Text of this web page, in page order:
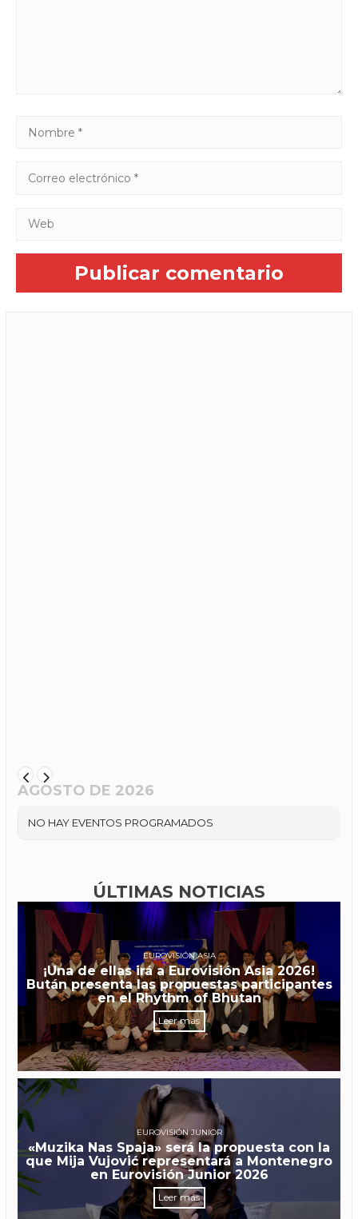
AGOSTO DE 2026
NO HAY EVENTOS PROGRAMADOS
ÚLTIMAS NOTICIAS
EUROVISIÓN ASIA
¡Una de ellas irá a Eurovisión Asia 2026!
Bután presenta las propuestas participantes
en el Rhythm of Bhutan
Leer más
EUROVISIÓN JUNIOR
«Muzika Nas Spaja» será la propuesta con la
que Mija Vujović representará a Montenegro
en Eurovisión Junior 2026
Leer más